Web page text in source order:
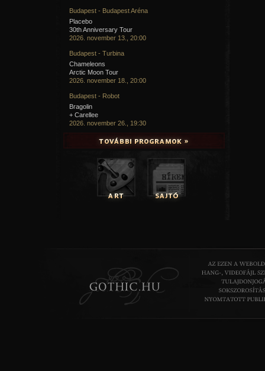
Budapest - Budapest Aréna
Placebo
30th Anniversary Tour
2026. november 13., 20:00
Budapest - Turbina
Chameleons
Arctic Moon Tour
2026. november 18., 20:00
Budapest - Robot
Bragolin
+ Carellee
2026. november 26., 19:30